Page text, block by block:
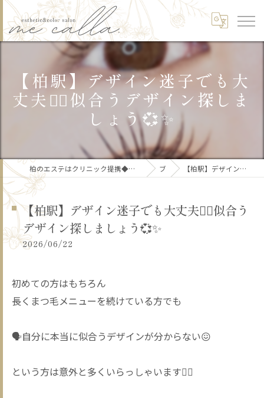
【柏駅】デザイン迷子でも大
丈夫✌🏻似合うデザイン探しま
しょう💞✨
柏のエステはクリニック提携◆美肌/リフトアップ/痩身/骨格矯正/頭皮ケア/ブライダルme calla.【ミーカラー】 ブログ 【柏駅】デザイン迷子でも大丈夫✌🏻似合うデザイン探しましょう💞✨
【柏駅】デザイン迷子でも大丈夫✌🏻似合う
デザイン探しましょう💞✨
2026/06/22
初めての方はもちろん
長くまつ毛メニューを続けている方でも
🗣️自分に本当に似合うデザインが分からない😖
という方は意外と多くいらっしゃいます🙂‍↕️